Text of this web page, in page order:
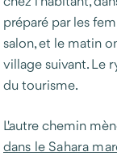
préparé par les
salon, et le matin
village suivant. Le
du tourisme.
L'autre chemin
dans le Sahara